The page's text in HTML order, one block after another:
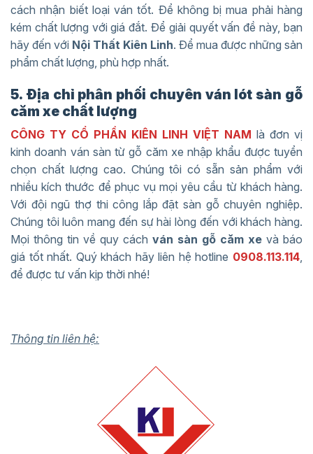
cách nhận biết loại ván tốt. Để không bị mua phải hàng
kém chất lượng với giá đắt. Để giải quyết vấn đề này, bạn
hãy đến với Nội Thất Kiên Linh. Để mua được những sản
phẩm chất lượng, phù hợp nhất.
5. Địa chỉ phân phối chuyên ván lót sàn gỗ
căm xe chất lượng
CÔNG TY CỔ PHẦN KIÊN LINH VIỆT NAM là đơn vị
kinh doanh ván sàn từ gỗ căm xe nhập khẩu được tuyển
chọn chất lượng cao. Chúng tôi có sẵn sản phẩm với
nhiều kích thước để phục vụ mọi yêu cầu từ khách hàng.
Với đội ngũ thợ thi công lắp đặt sàn gỗ chuyên nghiệp.
Chúng tôi luôn mang đến sự hài lòng đến với khách hàng.
Mọi thông tin về quy cách ván sàn gỗ căm xe và báo
giá tốt nhất. Quý khách hãy liên hệ hotline 0908.113.114,
để được tư vấn kịp thời nhé!
Thông tin liên hệ: